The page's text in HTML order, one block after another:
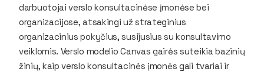
darbuotojai verslo konsultacinėse įmonėse bei
organizacijose, atsakingi už strateginius
organizacinius pokyčius, susijusius su konsultavimo
veiklomis. Verslo modelio Canvas gairės suteikia bazinių
žinių, kaip verslo konsultacinės įmonės gali tvariai ir